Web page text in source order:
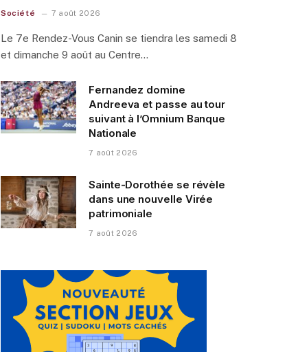
Société 7 août 2026
Le 7e Rendez-Vous Canin se tiendra les samedi 8
et dimanche 9 août au Centre…
Fernandez domine
Andreeva et passe au tour
suivant à l’Omnium Banque
Nationale
7 août 2026
Sainte-Dorothée se révèle
dans une nouvelle Virée
patrimoniale
7 août 2026